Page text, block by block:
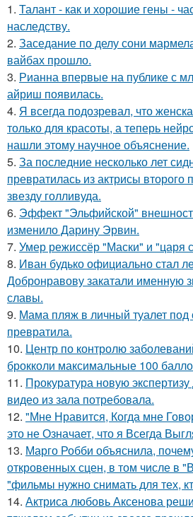
1. Талант - как и хорошие гены -
наследству.
2. Заседание по делу сони
вайбах прошло.
3. Рианна впервые на публике с
айриш появилась.
4. Я всегда подозревал, что
только для красоты, а теперь
нашли этому научное объяснение.
5. За последние несколько лет
превратилась из актрисы
звезду голливуда.
6. Эффект "Эльфийской"
изменило Дарину Эрвин.
7. Умер режиссёр "Маски" и "царя
8. Иван будько официально стал
Добронравову закатали именную
славы.
9. Мама пляж в личный туалет
превратила.
10. Центр по контролю
брокколи максимальные 100
11. Прокуратура новую
видео из зала потребовала.
12. "Мне Нравится, Когда мне
это не Означает, что я Всегда
13. Марго Робби объяснила,
откровенных сцен, в том числе в
"фильмы нужно снимать для тех,
14. Актриса любовь Аксенова